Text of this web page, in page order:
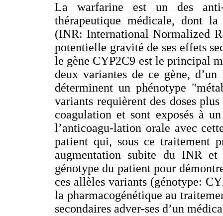
La warfarine est un des
thérapeutique médicale, dont
(INR: International Normalized
potentielle gravité de ses effets
le gène CYP2C9 est le principal
deux variantes de ce gène,
déterminent un phénotype
variants requièrent des doses
coagulation et sont exposés à
l’anticoagu-lation orale avec
patient qui, sous ce traitement
augmentation subite du INR et
génotype du patient pour
ces allèles variants (génotype:
la pharmacogénétique au
secondaires adver-ses d’un